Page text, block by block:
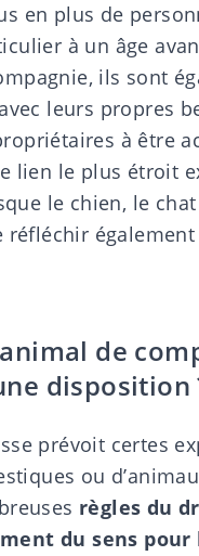
en plus de
à un âge
ils sont
leurs propres
à être
lien le plus étroit
le chien, le
réfléchir également
de
disposition
prévoit certes
ou
règles du
du sens pour